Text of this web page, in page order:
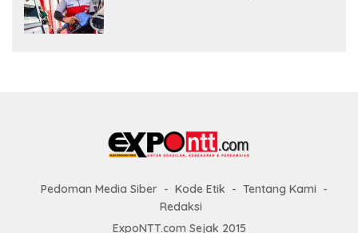
Pedoman Media Siber Kode Etik
Tentang Kami
Redaksi
ExpoNTT.com Sejak 2015